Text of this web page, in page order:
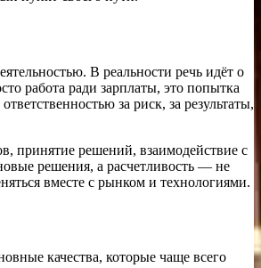
В реальности речь идёт о
работа ради зарплаты, это попытка
за риск, за результаты,
принятие решений, взаимодействие с
решения, а расчетливость — не
вместе с рынком и технологиями.
качества, которые чаще всего